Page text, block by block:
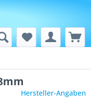
Hersteller-Angaben